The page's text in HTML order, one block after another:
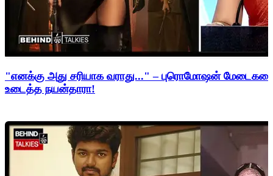
"எனக்கு அது சரியாக வராது..." – புரொமோஷன்
உடைத்த நயன்தாரா!